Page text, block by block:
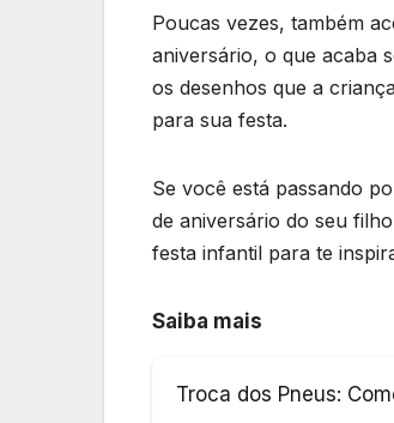
Poucas vezes, também
aniversário, o que acaba
os desenhos que a
para sua festa.
Se você está passando
de aniversário do seu
festa infantil para te
Saiba mais
Troca dos Pneus: